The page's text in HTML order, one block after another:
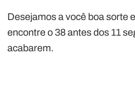
Desejamos a você boa sorte
encontre o 38 antes dos 11
acabarem.